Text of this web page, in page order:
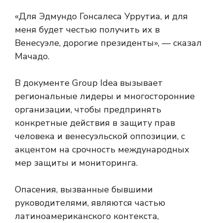
«Для Эдмундо Гонсалеса Уррутиа, и для
меня будет честью получить их в
Венесуэле, дорогие президенты», — сказал
Мачадо.
В документе Group Idea вызывает
региональные лидеры и многосторонние
организации, чтобы предпринять
конкретные действия в защиту прав
человека и венесуэльской оппозиции, с
акцентом на срочность международных
мер защиты и мониторинга.
Опасения, вызванные бывшими
руководителями, являются частью
латиноамериканского контекста,